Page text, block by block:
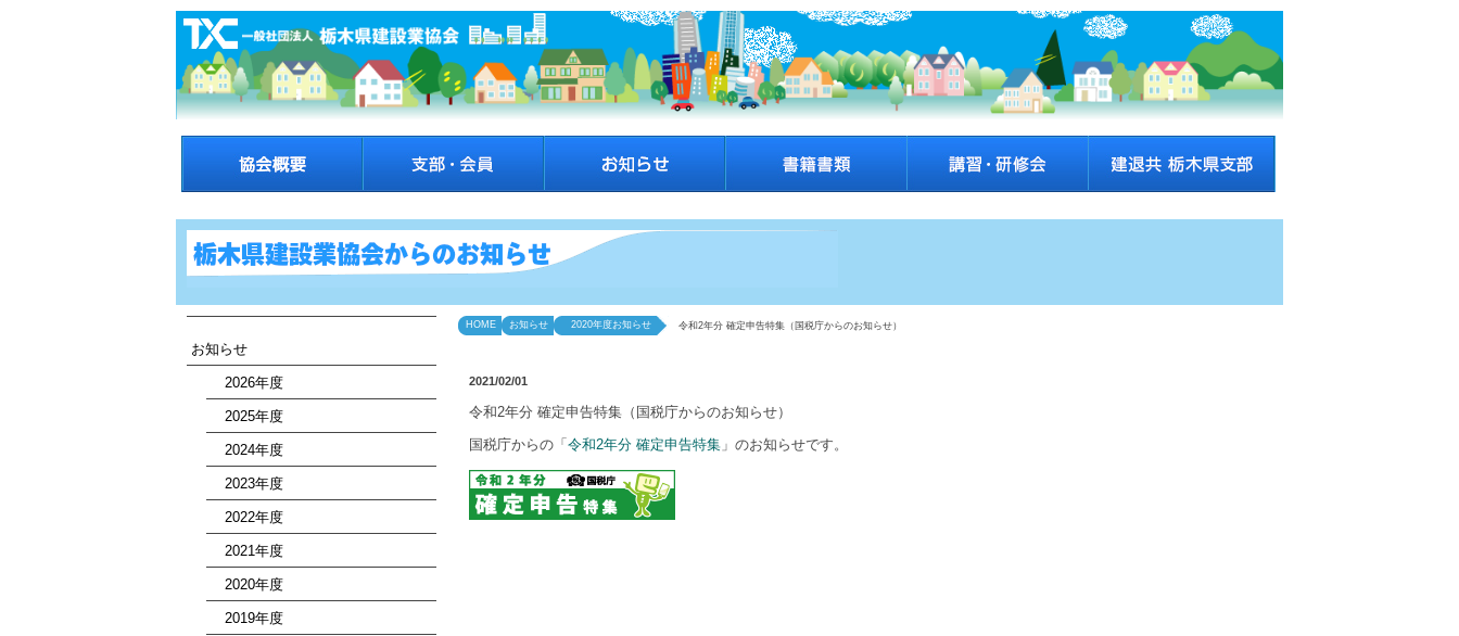
お知らせ
2026年度
2025年度
2024年度
2023年度
2022年度
2021年度
2020年度
2019年度
HOME お知らせ 2020年度お知らせ 令和2年分 確定申告特集（国税庁からのお知らせ）
2021/02/01
令和2年分 確定申告特集（国税庁からのお知らせ）
国税庁からの「 令和2年分 確定申告特集 」のお知らせです。